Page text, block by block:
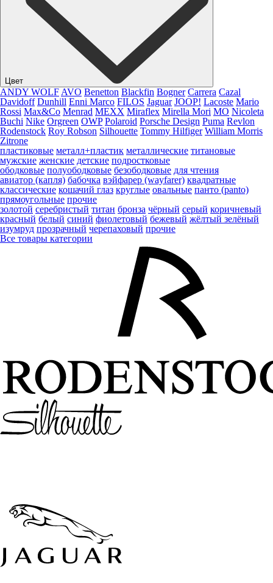
Цвет
ANDY WOLF AVO Benetton Blackfin Bogner Carrera Cazal
Davidoff Dunhill Enni Marco FILOS Jaguar JOOP! Lacoste Mario
Rossi Max&Co Menrad MEXX Miraflex Mirella Mori MO Nicoleta
Buchi Nike Orgreen OWP Polaroid Porsche Design Puma Revlon
Rodenstock Roy Robson Silhouette Tommy Hilfiger William Morris
Zitrone
пластиковые металл+пластик металлические титановые
мужские женские детские подростковые
ободковые полуободковые безободковые для чтения
авиатор (капля) бабочка вэйфарер (wayfarer) квадратные
классические кошачий глаз круглые овальные панто (panto)
прямоугольные прочие
золотой серебристый титан бронза чёрный серый коричневый
красный белый синий фиолетовый бежевый жёлтый зелёный
изумруд прозрачный черепаховый прочие
Все товары категории